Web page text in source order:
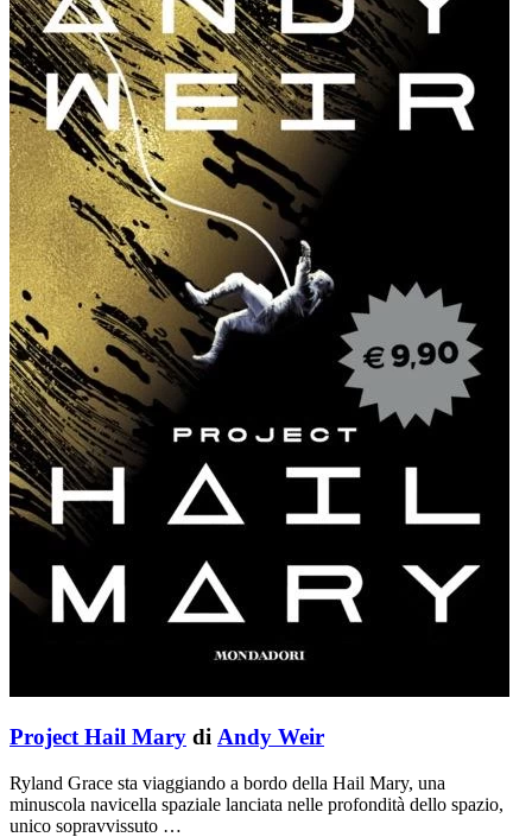
Project Hail Mary di Andy Weir
Ryland Grace sta viaggiando a bordo della Hail Mary, una
minuscola navicella spaziale lanciata nelle profondità dello spazio,
unico sopravvissuto …